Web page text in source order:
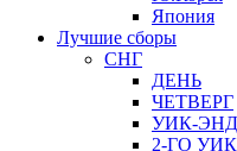
Япония
Лучшие сборы
СНГ
ДЕНЬ
ЧЕТВЕРГ
УИК-ЭНД
2-ГО